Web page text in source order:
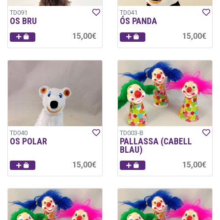
TD091
OS BRU
15,00€
TD041
ÓS PANDA
15,00€
TD040
OS POLAR
15,00€
TD003-B
PALLASSA (CABELL
BLAU)
15,00€